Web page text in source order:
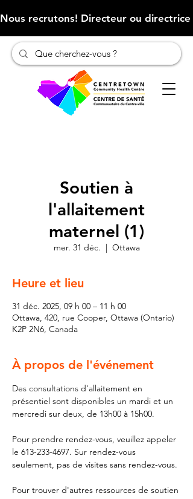
Nous recrutons! Directeur ou
Soutien à
l'allaitement
maternel (1)
mer. 31 déc.
  |
Ottawa
Heure et lieu
31 déc. 2025, 09 h 00 – 11 h 00
Ottawa, 420, rue Cooper, Ottawa (Ontario)
K2P 2N6, Canada
À propos de l'événement
Des consultations d'allaitement en
présentiel sont disponibles un mardi et un
mercredi sur deux, de 13h00 à 15h00.
Pour prendre rendez-vous, veuillez appeler
le 613-233-4697. Sur rendez-vous
seulement, pas de visites sans rendez-vous.
Pour trouver d'autres ressources de soutien